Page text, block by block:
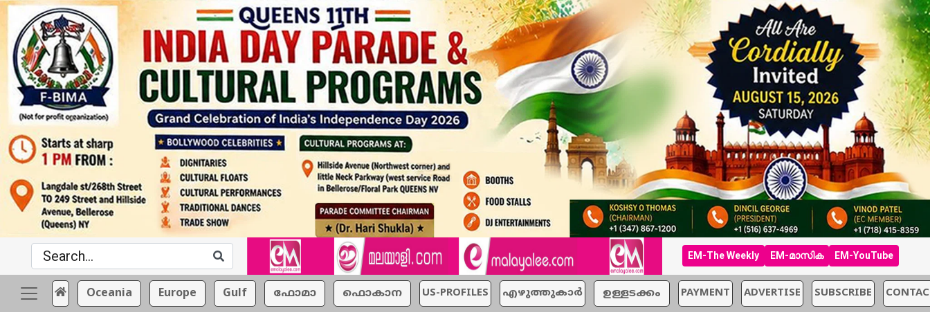
EM-The Weekly EM-മാസിക EM-YouTube
Oceania Europe Gulf ഫോമാ ഫൊകാന US-PROFILES എഴുത്തുകാര്‍ ഉള്ളടക്കം PAYMENT ADVERTISE SUBSCRIBE